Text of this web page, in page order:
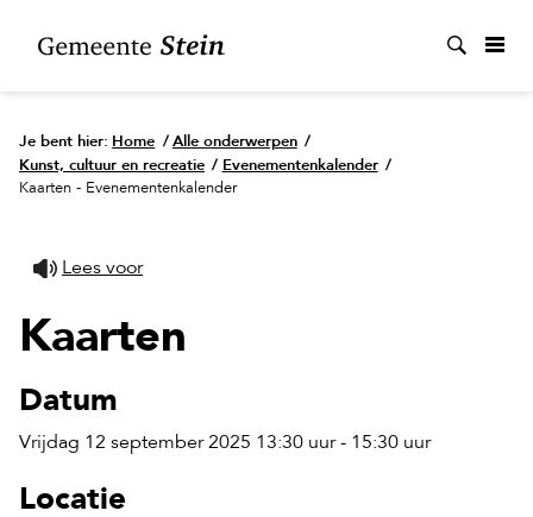
Je bent hier: Home / Alle onderwerpen /
Kunst, cultuur en recreatie / Evenementenkalender /
Kaarten - Evenementenkalender
Lees voor
Kaarten
Datum
Vrijdag 12 september 2025 13:30 uur - 15:30 uur
Locatie